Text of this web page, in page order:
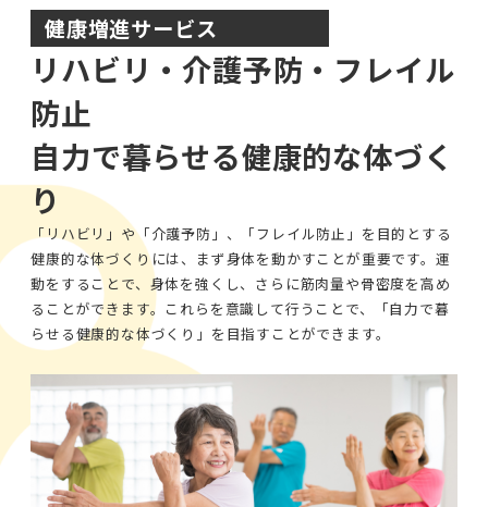
健康増進サービス
リハビリ・介護予防・フレイル
防止
自力で暮らせる健康的な体づく
り
「リハビリ」や「介護予防」、「フレイル防止」を目的とする
健康的な体づくりには、まず身体を動かすことが重要です。運
動をすることで、身体を強くし、さらに筋肉量や骨密度を高め
ることができます。これらを意識して行うことで、「自力で暮
らせる健康的な体づくり」を目指すことができます。